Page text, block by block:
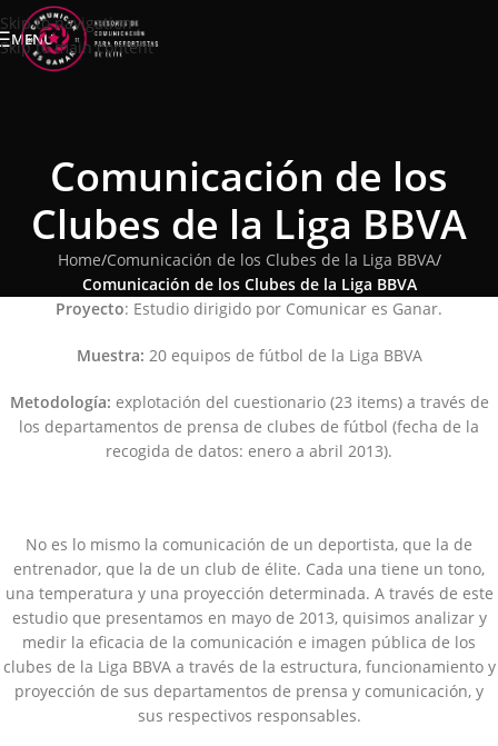
Skip to navigation
Skip to main content
MENU
Comunicación de los
Clubes de la Liga BBVA
Home/Comunicación de los Clubes de la Liga BBVA/
Comunicación de los Clubes de la Liga BBVA
Proyecto: Estudio dirigido por Comunicar es Ganar.
Muestra: 20 equipos de fútbol de la Liga BBVA
Metodología: explotación del cuestionario (23 items) a través de
los departamentos de prensa de clubes de fútbol (fecha de la
recogida de datos: enero a abril 2013).
No es lo mismo la comunicación de un deportista, que la de
entrenador, que la de un club de élite. Cada una tiene un tono,
una temperatura y una proyección determinada. A través de este
estudio que presentamos en mayo de 2013, quisimos analizar y
medir la eficacia de la comunicación e imagen pública de los
clubes de la Liga BBVA a través de la estructura, funcionamiento y
proyección de sus departamentos de prensa y comunicación, y
sus respectivos responsables.